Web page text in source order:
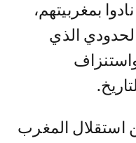
بمغربيتهم،
الذي
استقلال المغرب